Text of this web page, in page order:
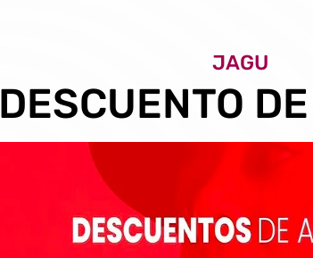
DESCUENTO
JAGU